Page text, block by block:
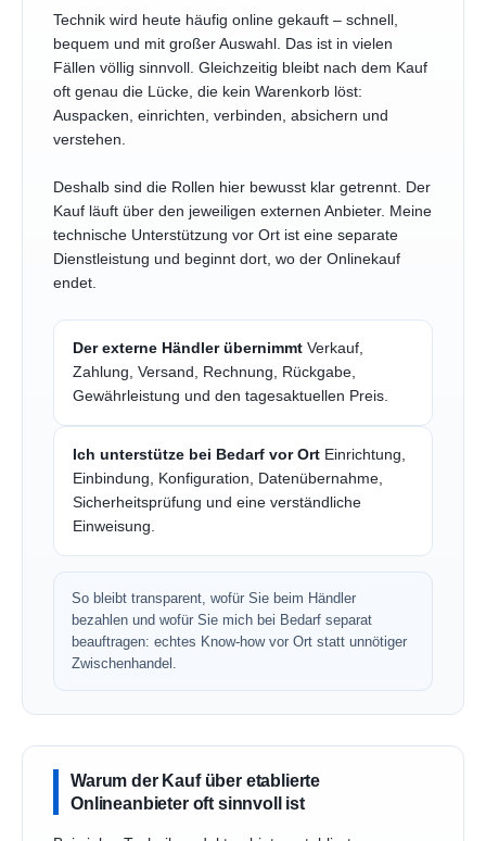
Technik wird heute häufig online gekauft – schnell,
bequem und mit großer Auswahl. Das ist in vielen
Fällen völlig sinnvoll. Gleichzeitig bleibt nach dem Kauf
oft genau die Lücke, die kein Warenkorb löst:
Auspacken, einrichten, verbinden, absichern und
verstehen.
Deshalb sind die Rollen hier bewusst klar getrennt. Der
Kauf läuft über den jeweiligen externen Anbieter. Meine
technische Unterstützung vor Ort ist eine separate
Dienstleistung und beginnt dort, wo der Onlinekauf
endet.
Der externe Händler übernimmt Verkauf,
Zahlung, Versand, Rechnung, Rückgabe,
Gewährleistung und den tagesaktuellen Preis.
Ich unterstütze bei Bedarf vor Ort Einrichtung,
Einbindung, Konfiguration, Datenübernahme,
Sicherheitsprüfung und eine verständliche
Einweisung.
So bleibt transparent, wofür Sie beim Händler
bezahlen und wofür Sie mich bei Bedarf separat
beauftragen: echtes Know-how vor Ort statt unnötiger
Zwischenhandel.
Warum der Kauf über etablierte
Onlineanbieter oft sinnvoll ist